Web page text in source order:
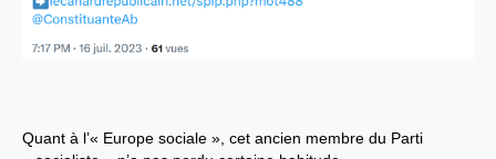
Quant à l’« Europe sociale », cet ancien membre du Parti